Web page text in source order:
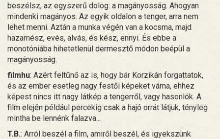
beszélsz, az egyszerű dolog: a magányosság. Ahogyan
mindenki magányos. Az egyik oldalon a tenger, arra nem
lehet menni. Aztán a munka végén van a kocsma, majd
hazamész, evés, alvás, és kész, ennyi. És ebbe a
monotóniába hihetetlenül dermesztő módon beépül a
magányosság.
filmhu: Azért feltűnő az is, hogy bár Korzikán forgattatok,
és az ember esetleg nagy festői képeket várna, ehhez
képest nincs itt nagy látkép a tengerről, vagy hasonlók. A
film elején például percekig csak a hajó orrát látjuk, tényleg
mintha be lennénk falazva...
T.B.: Arról beszél a film, amiről beszél, és igyekszünk